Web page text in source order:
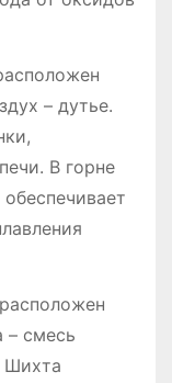
– дутье.
В горне
– смесь
Шихта